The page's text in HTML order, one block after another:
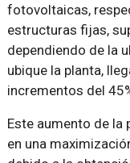
fotovoltaicas,
estructuras fijas,
dependiendo de la
ubique la planta,
incrementos del
Este aumento de
en una